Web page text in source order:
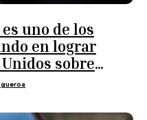
uno de los
en lograr
sobre